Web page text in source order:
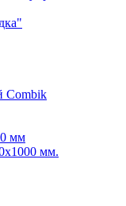
Combik
мм
мм.